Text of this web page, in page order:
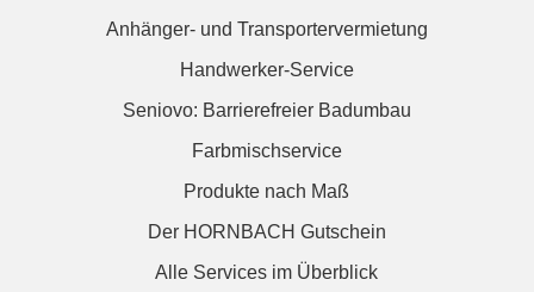
Anhänger- und Transportervermietung
Handwerker-Service
Seniovo: Barrierefreier Badumbau
Farbmischservice
Produkte nach Maß
Der HORNBACH Gutschein
Alle Services im Überblick